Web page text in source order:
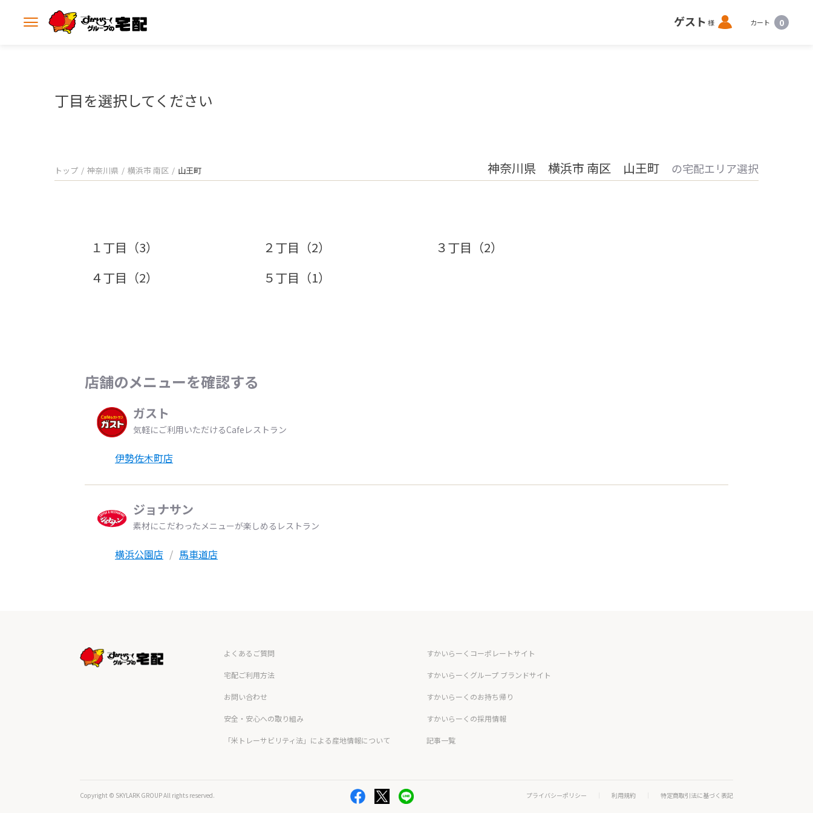
メ
ゲスト 様 ロ
グ
カート 0
丁目を選択してください
トップ 神奈川県 横浜市 南区 山王町 神奈川県 横浜市 南区 山王町 の宅配エリア選択
１丁目（3） ２丁目（2）
３丁目（2）
４丁目（2）
５丁目（1）
店舗のメニューを確認する
ガスト
気軽にご利用いただけるCafeレストラン
伊勢佐木町店
ジョナサン
素材にこだわったメニューが楽しめるレストラン
横浜公園店 馬車道店
よくあるご質問
宅配ご利用方法
お問い合わせ
安全・安心への取り組み
「米トレーサビリティ法」による産地情報について
すかいらーくコーポレートサイト
すかいらーくグループ ブランドサイト
すかいらーくのお持ち帰り
すかいらーくの採用情報
記事一覧
Copyright © SKYLARK GROUP All rights reserved. プライバシーポリシー 利用規約 特定商取引法に基づく表記